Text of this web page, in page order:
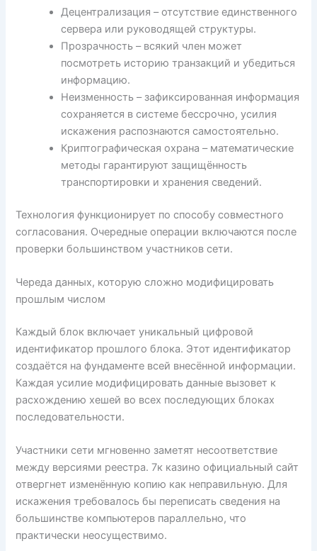
Децентрализация – отсутствие единственного
сервера или руководящей структуры.
Прозрачность – всякий член может
посмотреть историю транзакций и убедиться
информацию.
Неизменность – зафиксированная информация
сохраняется в системе бессрочно, усилия
искажения распознаются самостоятельно.
Криптографическая охрана – математические
методы гарантируют защищённость
транспортировки и хранения сведений.
Технология функционирует по способу совместного
согласования. Очередные операции включаются после
проверки большинством участников сети.
Череда данных, которую сложно модифицировать
прошлым числом
Каждый блок включает уникальный цифровой
идентификатор прошлого блока. Этот идентификатор
создаётся на фундаменте всей внесённой информации.
Каждая усилие модифицировать данные вызовет к
расхождению хешей во всех последующих блоках
последовательности.
Участники сети мгновенно заметят несоответствие
между версиями реестра. 7к казино официальный сайт
отвергнет изменённую копию как неправильную. Для
искажения требовалось бы переписать сведения на
большинстве компьютеров параллельно, что
практически неосуществимо.